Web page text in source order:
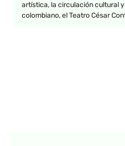
artística, la circulación cultural
colombiano, el Teatro César